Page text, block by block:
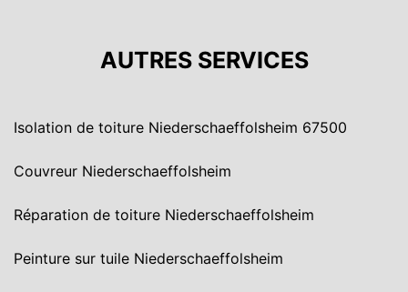
AUTRES SERVICES
Isolation de toiture Niederschaeffolsheim 67500
Couvreur Niederschaeffolsheim
Réparation de toiture Niederschaeffolsheim
Peinture sur tuile Niederschaeffolsheim